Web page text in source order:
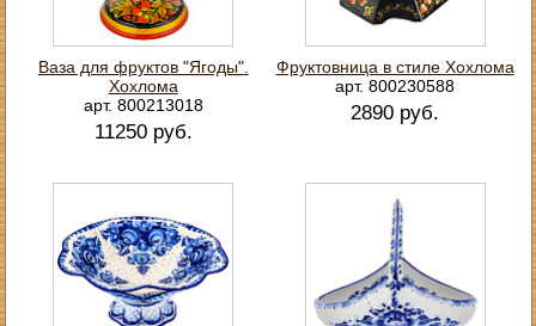
Ваза для фруктов "Ягоды".
Хохлома
арт. 800213018
11250 руб.
Фруктовница в стиле Хохлома
арт. 800230588
2890 руб.